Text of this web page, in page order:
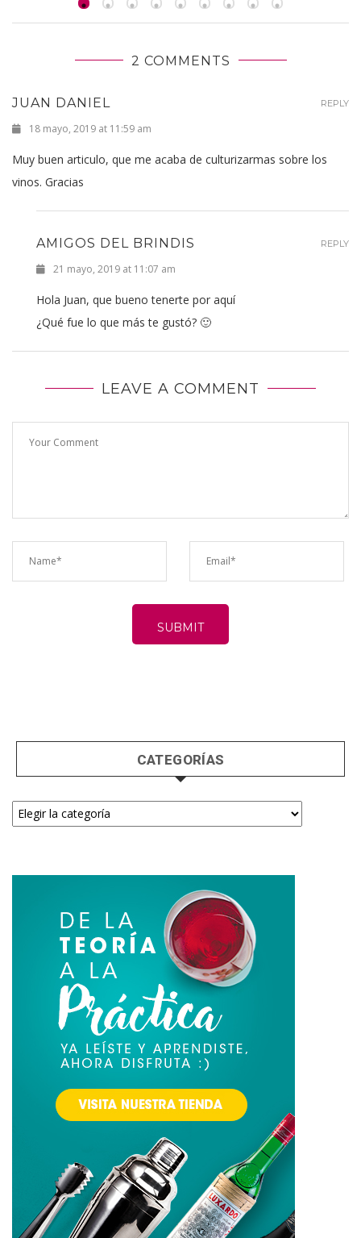
2 COMMENTS
JUAN DANIEL
18 mayo, 2019 at 11:59 am
Muy buen articulo, que me acaba de culturizarmas sobre los
vinos. Gracias
REPLY
AMIGOS DEL BRINDIS
21 mayo, 2019 at 11:07 am
Hola Juan, que bueno tenerte por aquí
¿Qué fue lo que más te gustó? 🙂
REPLY
LEAVE A COMMENT
CATEGORÍAS